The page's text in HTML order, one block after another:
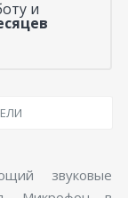
и
звуковые